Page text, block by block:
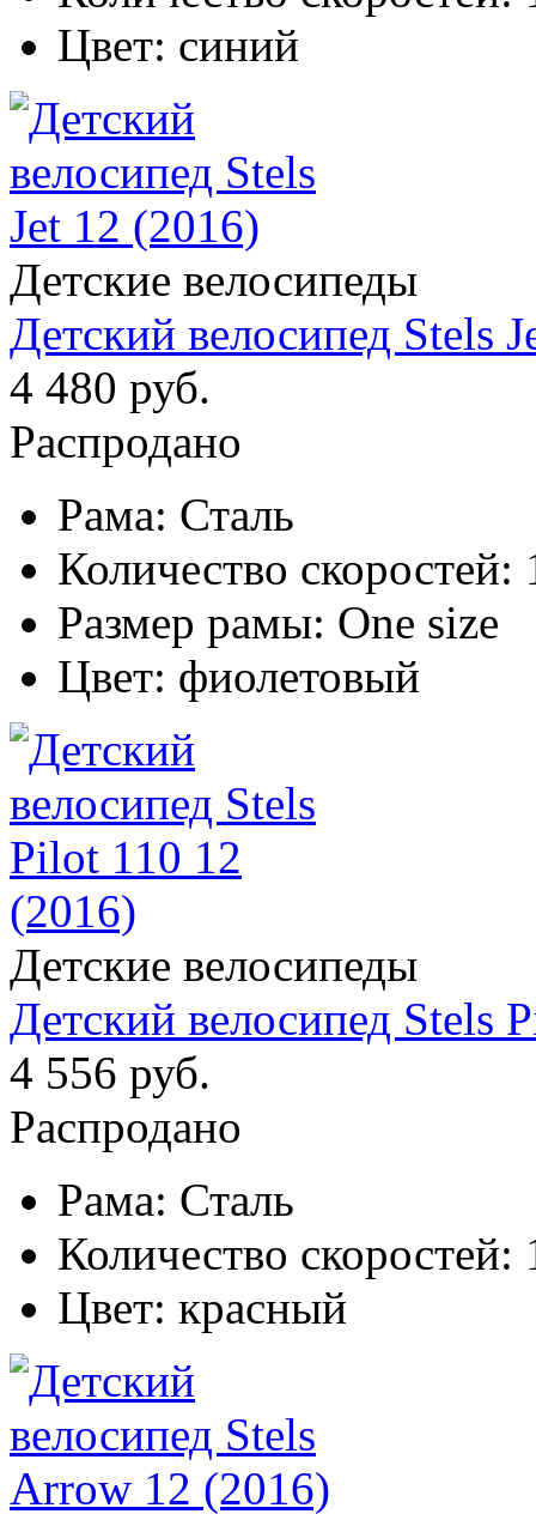
Цвет: синий
Детские велосипеды
Детский велосипед Stels
4 480 руб.
Распродано
Рама: Сталь
Количество скоростей:
Размер рамы: One size
Цвет: фиолетовый
Детские велосипеды
Детский велосипед Stels
4 556 руб.
Распродано
Рама: Сталь
Количество скоростей:
Цвет: красный